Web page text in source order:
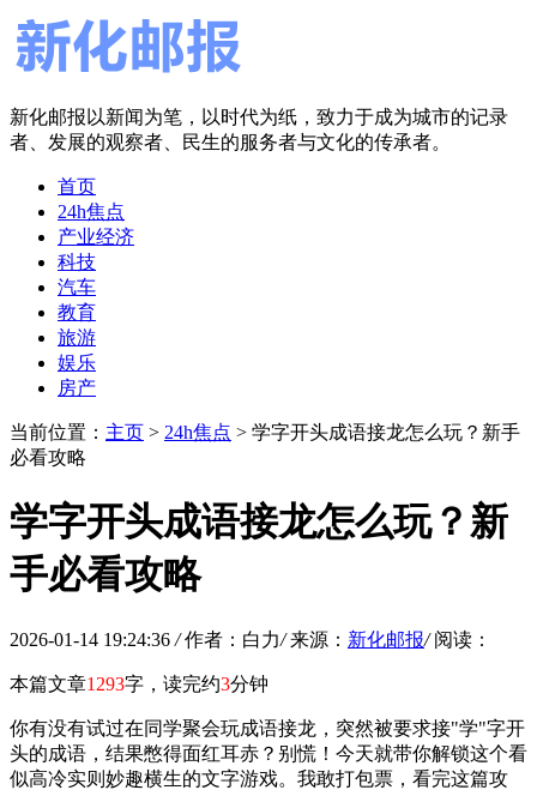
新化邮报以新闻为笔，以时代为纸，致力于成为城市的记录
者、发展的观察者、民生的服务者与文化的传承者。
首页
24h焦点
产业经济
科技
汽车
教育
旅游
娱乐
房产
当前位置： 主页 > 24h焦点 > 学字开头成语接龙怎么玩？新手
必看攻略
学字开头成语接龙怎么玩？新
手必看攻略
2026-01-14 19:24:36 / 作者：白力/ 来源： 新化邮报/ 阅读：
本篇文章1293字，读完约3分钟
你有没有试过在同学聚会玩成语接龙，突然被要求接"学"字开
头的成语，结果憋得面红耳赤？别慌！今天就带你解锁这个看
似高冷实则妙趣横生的文字游戏。我敢打包票，看完这篇攻